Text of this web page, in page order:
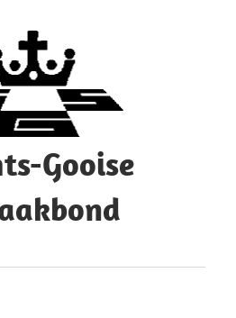
Gooise